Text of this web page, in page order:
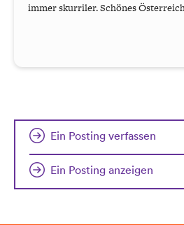
immer skurriler. Schönes
Ein Posting verfassen
Ein Posting anzeigen